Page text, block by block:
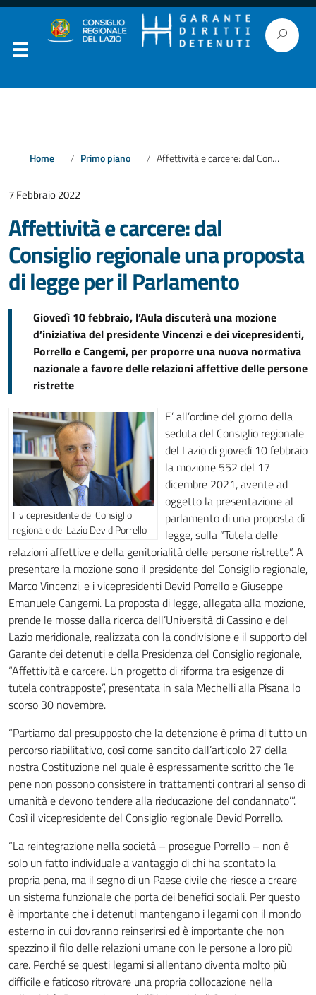
Home Primo piano Affettività e carcere: dal Consiglio regionale una proposta di legge per il Parlamento
7 Febbraio 2022
Affettività e carcere: dal
Consiglio regionale una proposta
di legge per il Parlamento
Giovedì 10 febbraio, l’Aula discuterà una mozione
d’iniziativa del presidente Vincenzi e dei vicepresidenti,
Porrello e Cangemi, per proporre una nuova normativa
nazionale a favore delle relazioni affettive delle persone
ristrette
Il vicepresidente del Consiglio
regionale del Lazio Devid Porrello
E’ all’ordine del giorno della
seduta del Consiglio regionale
del Lazio di giovedì 10 febbraio
la mozione 552 del 17
dicembre 2021, avente ad
oggetto la presentazione al
parlamento di una proposta di
legge, sulla “Tutela delle
relazioni affettive e della genitorialità delle persone ristrette”. A
presentare la mozione sono il presidente del Consiglio regionale,
Marco Vincenzi, e i vicepresidenti Devid Porrello e Giuseppe
Emanuele Cangemi. La proposta di legge, allegata alla mozione,
prende le mosse dalla ricerca dell’Università di Cassino e del
Lazio meridionale, realizzata con la condivisione e il supporto del
Garante dei detenuti e della Presidenza del Consiglio regionale,
“Affettività e carcere. Un progetto di riforma tra esigenze di
tutela contrapposte”, presentata in sala Mechelli alla Pisana lo
scorso 30 novembre.
“Partiamo dal presupposto che la detenzione è prima di tutto un
percorso riabilitativo, così come sancito dall’articolo 27 della
nostra Costituzione nel quale è espressamente scritto che ‘le
pene non possono consistere in trattamenti contrari al senso di
umanità e devono tendere alla rieducazione del condannato’”.
Così il vicepresidente del Consiglio regionale Devid Porrello.
“La reintegrazione nella società – prosegue Porrello – non è
solo un fatto individuale a vantaggio di chi ha scontato la
propria pena, ma il segno di un Paese civile che riesce a creare
un sistema funzionale che porta dei benefici sociali. Per questo
è importante che i detenuti mantengano i legami con il mondo
esterno in cui dovranno reinserirsi ed è importante che non
spezzino il filo delle relazioni umane con le persone a loro più
care. Perché se questi legami si allentano diventa molto più
difficile e faticoso ritrovare una propria collocazione nella